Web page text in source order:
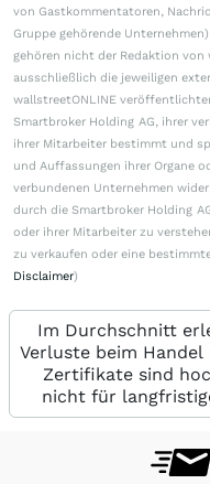
von Gastkommentatoren,
Gruppe gehörende
gehören nicht der Redaktion von
ausschließlich die jeweiligen
wallstreetONLINE
Smartbroker Holding AG, ihrer
ihrer Mitarbeiter bestimmt und
und Auffassungen ihrer Organe
verbundenen Unternehmen
durch die Smartbroker Holding
oder ihrer Mitarbeiter zu
zu verkaufen oder eine
Disclaimer)
Im Durchschnitt
Verluste beim
Zertifikate sind
nicht für